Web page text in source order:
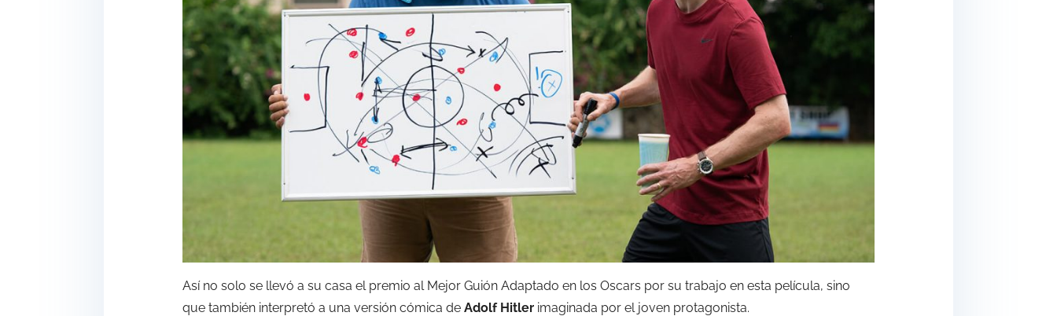
Así no solo se llevó a su casa el premio al Mejor Guión Adaptado en los Oscars por su trabajo en esta película, sino
que también interpretó a una versión cómica de Adolf Hitler imaginada por el joven protagonista.